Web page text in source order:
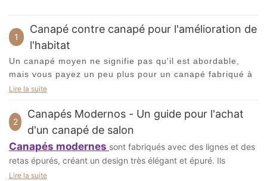
1
Canapé contre canapé pour l'amélioration de
l'habitat
Un canapé moyen ne signifie pas qu'il est abordable,
mais vous payez un peu plus pour un canapé fabriqué à
partir de matériaux de haute qualité, doté de
allure. C'est pourquoi il n'est pas si mal de dépenser un
peu plus sur uncanapé de luxe
meuble d'intérieur, vous obtiendrez ainsi un meuble
magnifique, à la fois confortable et durable. Le canapé
est ce sur quoi vous allez passer la plupart de votre
temps, le confort doit donc être la priorité lorsque vous
Lire la suite
2
Canapés Modernos - Un guide pour l'achat
d'un canapé de salon
Canapés modernes sont fabriqués avec des lignes et des
retas épurés, créant un design très élégant et épuré. Ils
peuvent être de n’importe quelle taille, forme et couleur et sont
Lire la suite